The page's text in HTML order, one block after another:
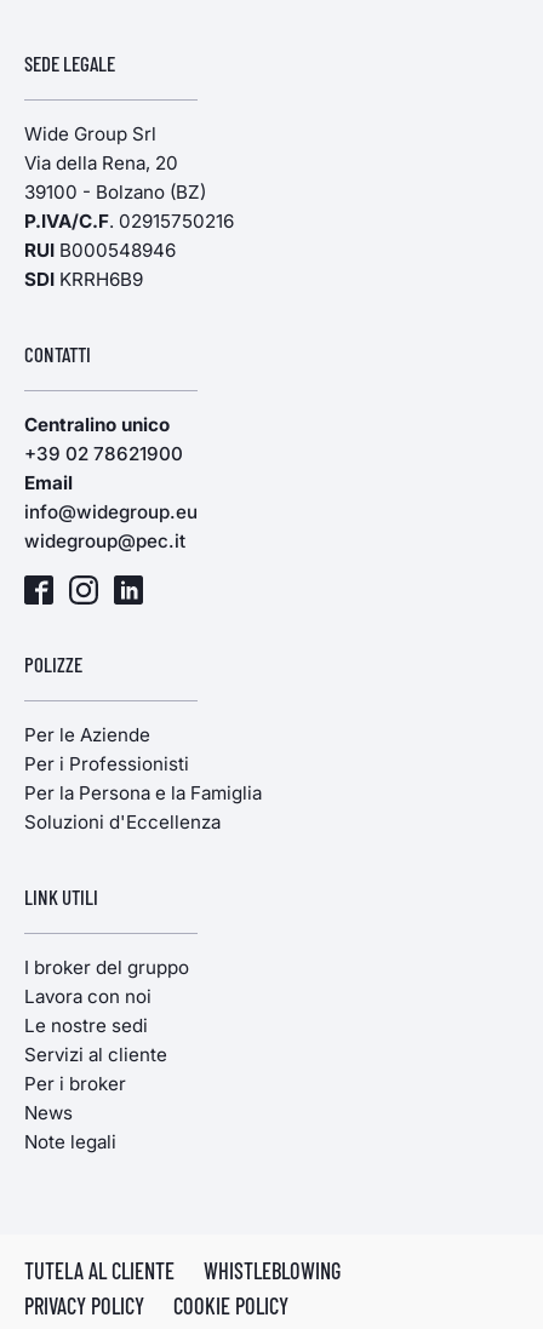
SEDE LEGALE
Wide Group Srl
Via della Rena, 20
39100 - Bolzano (BZ)
P.IVA/C.F. 02915750216
RUI B000548946
SDI KRRH6B9
CONTATTI
Centralino unico
+39 02 78621900
Email
info@widegroup.eu
widegroup@pec.it
POLIZZE
Per le Aziende
Per i Professionisti
Per la Persona e la Famiglia
Soluzioni d'Eccellenza
LINK UTILI
I broker del gruppo
Lavora con noi
Le nostre sedi
Servizi al cliente
Per i broker
News
Note legali
TUTELA AL CLIENTE
WHISTLEBLOWING
PRIVACY POLICY
COOKIE POLICY